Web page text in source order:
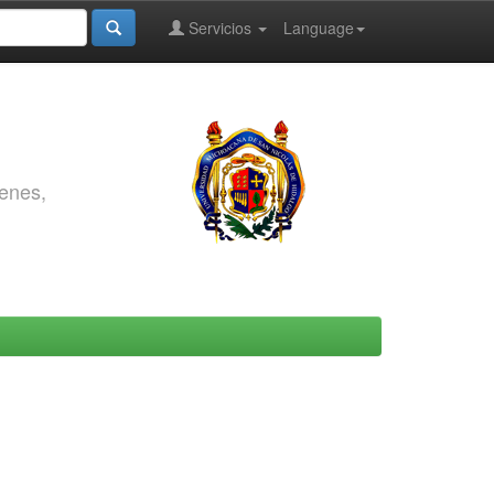
Language
Servicios